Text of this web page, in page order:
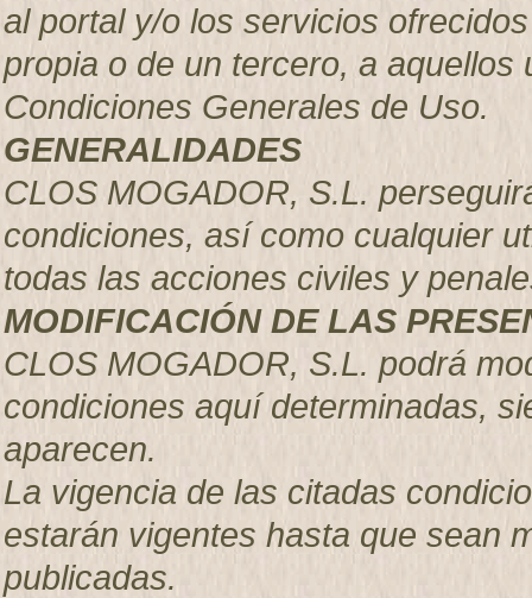
al portal y/o los servicios
propia o de un tercero, a
Condiciones Generales de Uso.
GENERALIDADES
CLOS MOGADOR, S.L.
condiciones, así como cualquier
todas las acciones civiles y
MODIFICACIÓN DE LAS
CLOS MOGADOR, S.L. podrá
condiciones aquí determinadas,
aparecen.
La vigencia de las citadas
estarán vigentes hasta que sean
publicadas.